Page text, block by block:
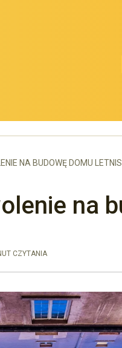
na
CZYTANIA